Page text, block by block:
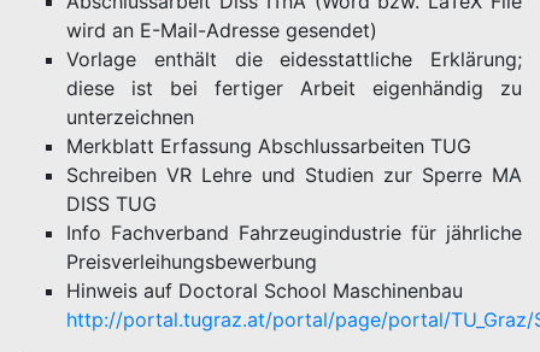
wird an E-Mail-Adresse gesendet)
Vorlage enthält die eidesstattliche Erklärung;
diese ist bei fertiger Arbeit eigenhändig zu
unterzeichnen
Merkblatt Erfassung Abschlussarbeiten TUG
Schreiben VR Lehre und Studien zur Sperre MA
DISS TUG
Info Fachverband Fahrzeugindustrie für jährliche
Preisverleihungsbewerbung
Hinweis auf Doctoral School Maschinenbau
http://portal.tugraz.at/portal/page/portal/TU_Graz/